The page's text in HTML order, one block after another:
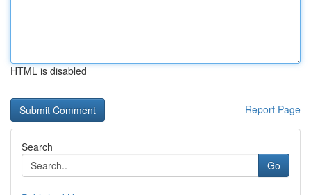
HTML is disabled
Report Page
Search
Go